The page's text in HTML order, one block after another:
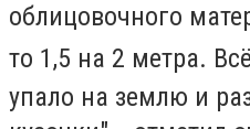
облицовочного
то 1,5 на 2 метра.
упало на землю и